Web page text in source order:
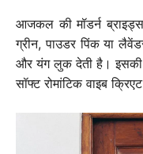
आजकल की मॉडर्न
ग्रीन, पाउडर पिंक या
और यंग लुक देती है। इसकी
सॉफ्ट रोमांटिक वाइब